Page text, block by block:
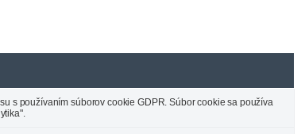
s používaním súborov cookie GDPR. Súbor cookie sa používa